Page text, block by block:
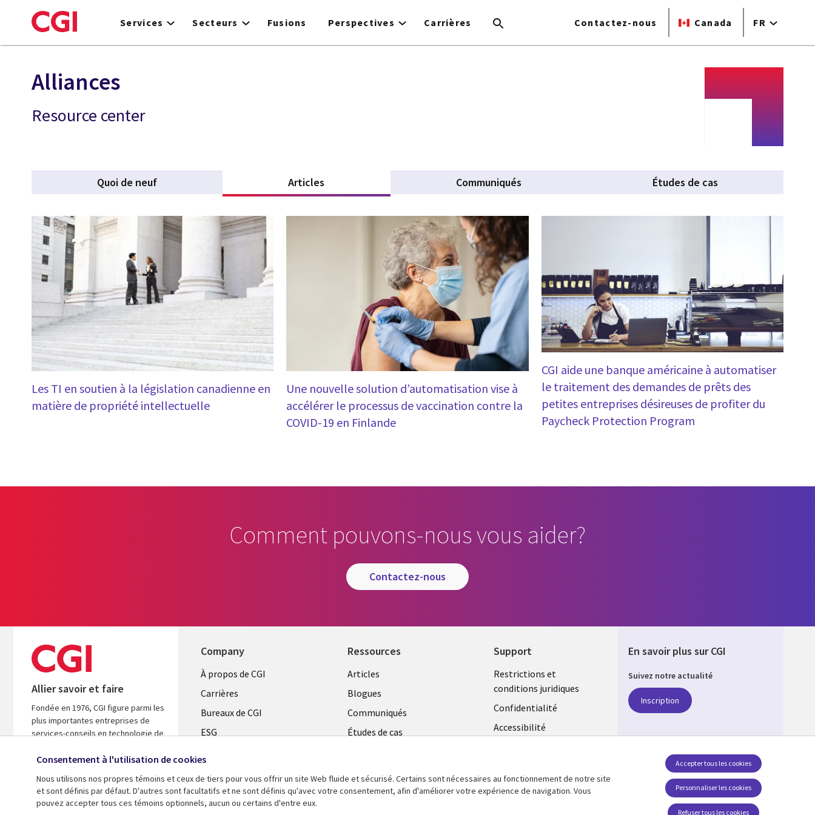
to
Services Secteurs Fusions Perspectives Carrières Contactez-nous Canada FR
Alliances
Resource center
Quoi de neuf Articles Communiqués Études de cas
Les TI en soutien à la législation canadienne en
matière de propriété intellectuelle
Une nouvelle solution d’automatisation vise à
accélérer le processus de vaccination contre la
COVID-19 en Finlande
CGI aide une banque américaine à automatiser
le traitement des demandes de prêts des
petites entreprises désireuses de profiter du
Paycheck Protection Program
Comment pouvons-nous vous aider?
contactez-nous
Allier savoir et faire
Fondée en 1976, CGI figure parmi les
plus importantes entreprises de
services-conseils en technologie de
au monde. Nous sommes guidés par
d’accélérer le rendement de vos
investissements.
Company
Useful
links
CANADA
FR
À propos de CGI
Carrières
Bureaux de CGI
ESG
Ressources
Library
Links
CANADA
FR
Articles
Blogues
Communiqués
Études de cas
En voir plus
Support
Legal
CANADA
FR
Restrictions et
conditions juridiques
Confidentialité
Accessibilité
En savoir plus sur CGI
Suivez notre actualité
Inscription
SUIVEZ-NOUS
Social Media CANADA
Consentement à l'utilisation de cookies
Nous utilisons nos propres témoins et ceux de tiers pour vous offrir un site Web fluide et sécurisé. Certains sont nécessaires au fonctionnement de notre site
et sont définis par défaut. D'autres sont facultatifs et ne sont définis qu'avec votre consentement, afin d'améliorer votre expérience de navigation. Vous
pouvez accepter tous ces témoins optionnels, aucun ou certains d'entre eux.
Personnaliser les cookies
Accepter tous les cookies
Refuser tous les cookies